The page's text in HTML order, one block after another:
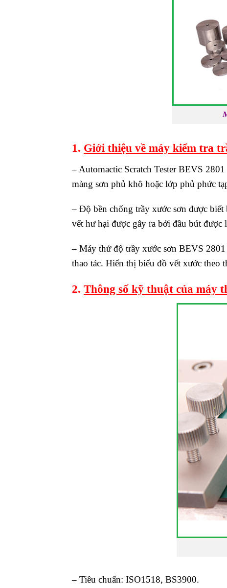
1. Giới thiệu về máy kiểm tra
– Automactic Scratch Tester BEVS
màng sơn phủ khô hoặc lớp phủ phức
– Độ bền chống trầy xước sơn được biết
vết hư hại được gây ra bởi đầu bút
– Máy thử độ trầy xước sơn BEVS
thao tác. Hiển thị biểu đồ vết xước theo
2. Thông số kỹ thuật của máy
– Tiêu chuẩn: ISO1518, BS3900.